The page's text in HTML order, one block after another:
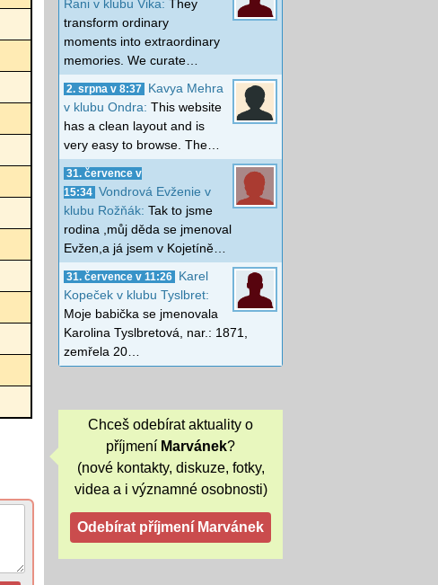
Rani v klubu Vika: They
transform ordinary
moments into extraordinary
memories. We curate…
2. srpna v 8:37
Kavya Mehra
v klubu Ondra: This website
has a clean layout and is
very easy to browse. The…
31. července v
15:34 Vondrová Evženie v
klubu Rožňák: Tak to jsme
rodina ,můj děda se jmenoval
Evžen,a já jsem v Kojetíně…
31. července v 11:26
Karel
Kopeček v klubu Tyslbret:
Moje babička se jmenovala
Karolina Tyslbretová, nar.: 1871,
zemřela 20…
Chceš odebírat aktuality o
příjmení Marvánek?
(nové kontakty, diskuze, fotky,
videa a i významné osobnosti)